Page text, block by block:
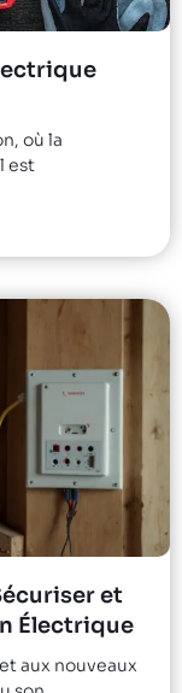
où la
est
et
Électrique
aux nouveaux